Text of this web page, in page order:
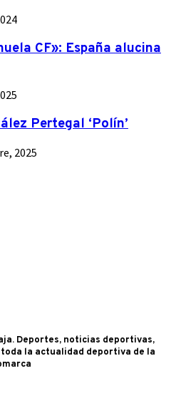
CF»: España alucina
Pertegal ‘Polín’
2025
Deportes, noticias deportivas,
la actualidad deportiva de la